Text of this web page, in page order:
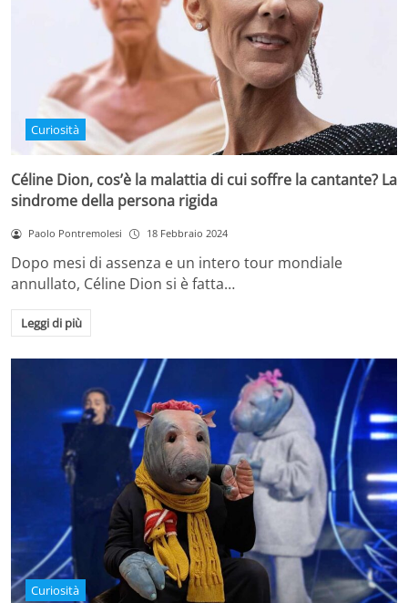
Curiosità
Céline Dion, cos’è la malattia di cui soffre la cantante? La
sindrome della persona rigida
Paolo Pontremolesi 18 Febbraio 2024
Dopo mesi di assenza e un intero tour mondiale
annullato, Céline Dion si è fatta…
Leggi di più
Curiosità